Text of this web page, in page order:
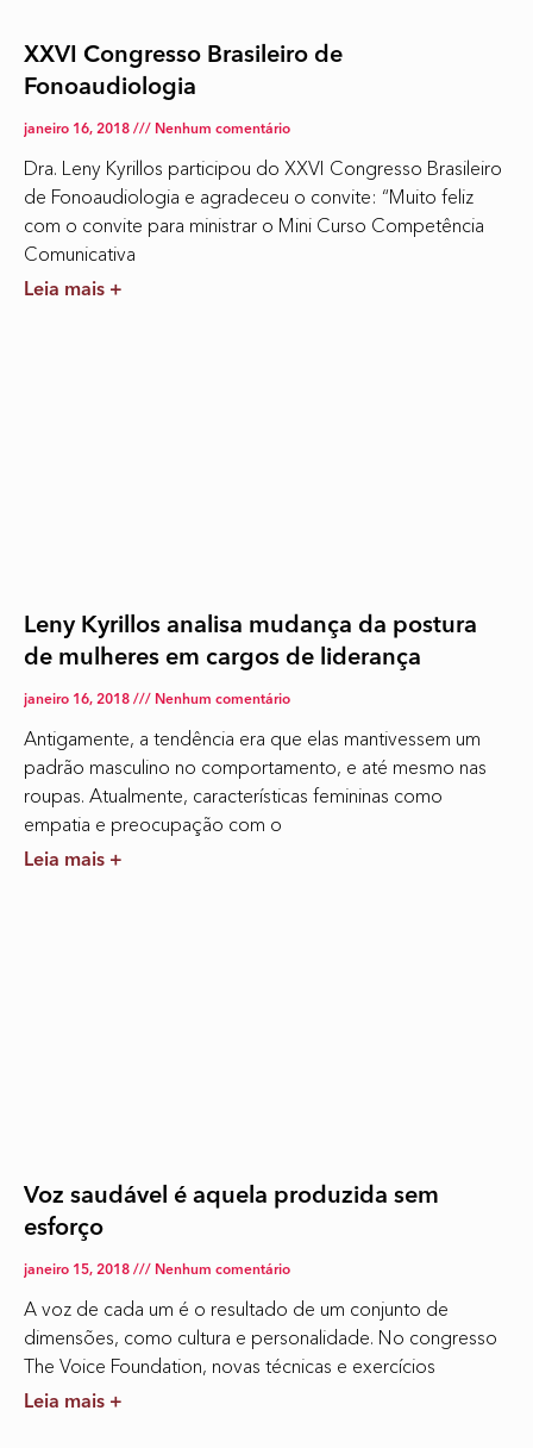
XXVI Congresso Brasileiro de
Fonoaudiologia
janeiro 16, 2018 Nenhum comentário
Dra. Leny Kyrillos participou do XXVI Congresso Brasileiro
de Fonoaudiologia e agradeceu o convite: “Muito feliz
com o convite para ministrar o Mini Curso Competência
Comunicativa
Leia mais +
Leny Kyrillos analisa mudança da postura
de mulheres em cargos de liderança
janeiro 16, 2018 Nenhum comentário
Antigamente, a tendência era que elas mantivessem um
padrão masculino no comportamento, e até mesmo nas
roupas. Atualmente, características femininas como
empatia e preocupação com o
Leia mais +
Voz saudável é aquela produzida sem
esforço
janeiro 15, 2018 Nenhum comentário
A voz de cada um é o resultado de um conjunto de
dimensões, como cultura e personalidade. No congresso
The Voice Foundation, novas técnicas e exercícios
Leia mais +